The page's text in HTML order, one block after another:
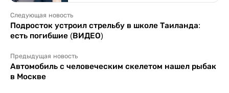
Следующая новость
Подросток устроил стрельбу в школе Таиланда:
есть погибшие (ВИДЕО)
Предыдущая новость
Автомобиль с человеческим скелетом нашел рыбак
в Москве